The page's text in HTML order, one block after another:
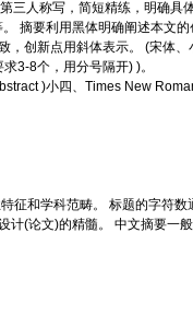
三人称写，简短精练，明确具
摘要利用黑体明确阐述本文
创新点用斜体表示。 (宋体、
3-8个，用分号隔开) )。
)小四、Times New
征和学科范畴。 标题的字符数
计(论文)的精髓。 中文摘要一